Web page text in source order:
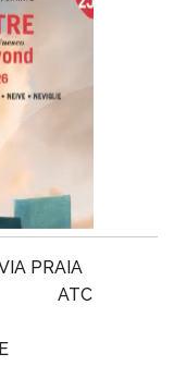
PRAIA
ATC